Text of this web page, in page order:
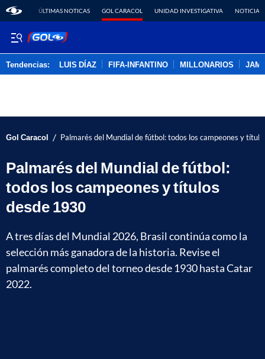
ÚLTIMAS NOTICAS GOL CARACOL UNIDAD INVESTIGATIVA NOTICIAS
Tendencias: LUIS DÍAZ FIFA-INFANTINO MILLONARIOS
Gol Caracol / Palmarés del Mundial de fútbol: todos los campeones y
Palmarés del Mundial de fútbol:
todos los campeones y títulos
desde 1930
A tres días del Mundial 2026, Brasil continúa como la
selección más ganadora de la historia. Revise el
palmarés completo del torneo desde 1930 hasta Catar
2022.